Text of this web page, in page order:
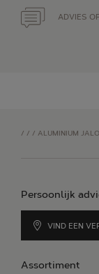
ADVIES
/ / / ALUMINIUM
Persoonlijk
VIND EEN
Assortiment